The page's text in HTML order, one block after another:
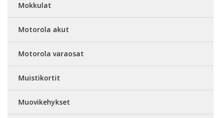
Mokkulat
Motorola akut
Motorola varaosat
Muistikortit
Muovikehykset